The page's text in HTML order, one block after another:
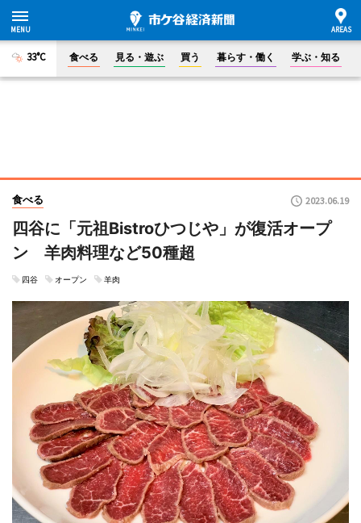
33°C 食べる 見る・遊ぶ 買う 暮らす・働く 学ぶ・知る
食べる 2023.06.19
四谷に「元祖Bistroひつじや」が復活オープ
ン 羊肉料理など50種超
四谷 オープン 羊肉